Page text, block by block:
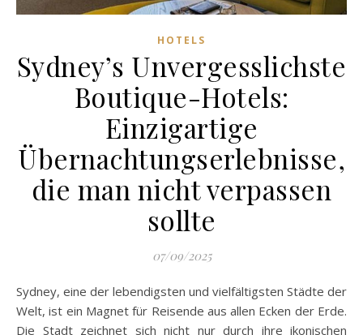
HOTELS
Sydney’s Unvergesslichste
Boutique-Hotels:
Einzigartige
Übernachtungserlebnisse,
die man nicht verpassen
sollte
07/09/2025
Sydney, eine der lebendigsten und vielfältigsten Städte der
Welt, ist ein Magnet für Reisende aus allen Ecken der Erde.
Die Stadt zeichnet sich nicht nur durch ihre ikonischen